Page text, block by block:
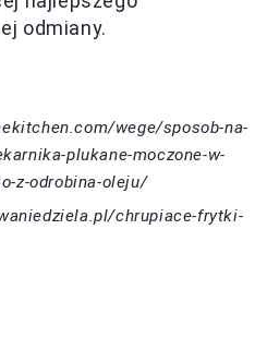
odmiany.
wege/sposob-na-
plukane-moczone-w-
z-odrobina-oleju/
chrupiace-frytki-